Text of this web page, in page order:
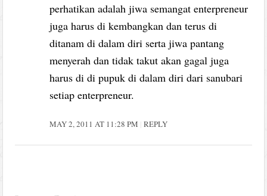
perhatikan adalah jiwa semangat enterpreneur
juga harus di kembangkan dan terus di
ditanam di dalam diri serta jiwa pantang
menyerah dan tidak takut akan gagal juga
harus di di pupuk di dalam diri dari sanubari
setiap enterpreneur.
MAY 2, 2011 AT 11:28 PM REPLY